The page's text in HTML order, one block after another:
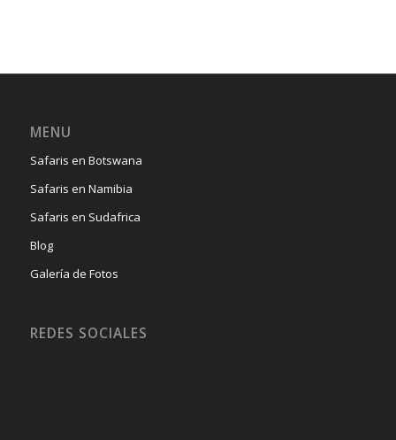
MENU
Safaris en Botswana
Safaris en Namibia
Safaris en Sudafrica
Blog
Galería de Fotos
REDES SOCIALES